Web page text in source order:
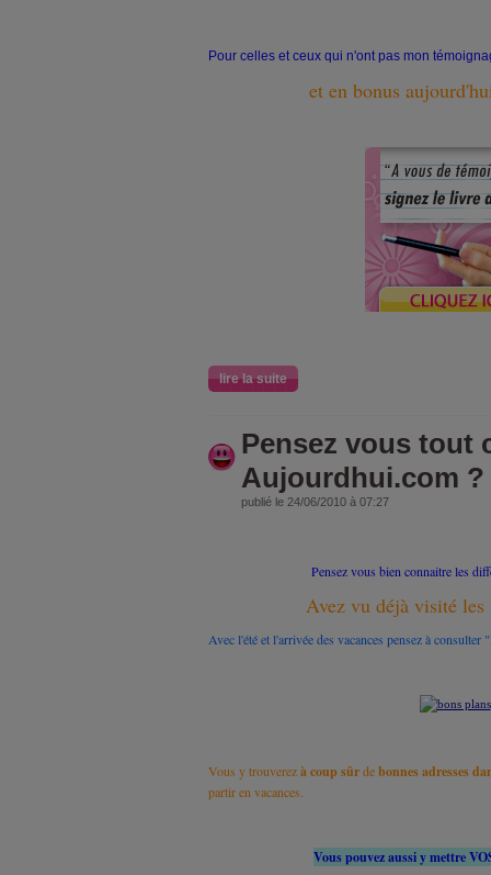
Pour celles et ceux qui n'ont pas mon
et en bonus
lire la suite
Pensez vous tout
Aujourdhui.com ?
publié le 24/06/2010 à 07:27
Pensez vous bien connaitre les
Avez vu déjà visité
Avec l'été et l'arrivée des vacances pensez à consulter
Vous y trouverezà coup sûrdebonnes adresses
partir en vacances.
Vous pouvez aussi y mettre